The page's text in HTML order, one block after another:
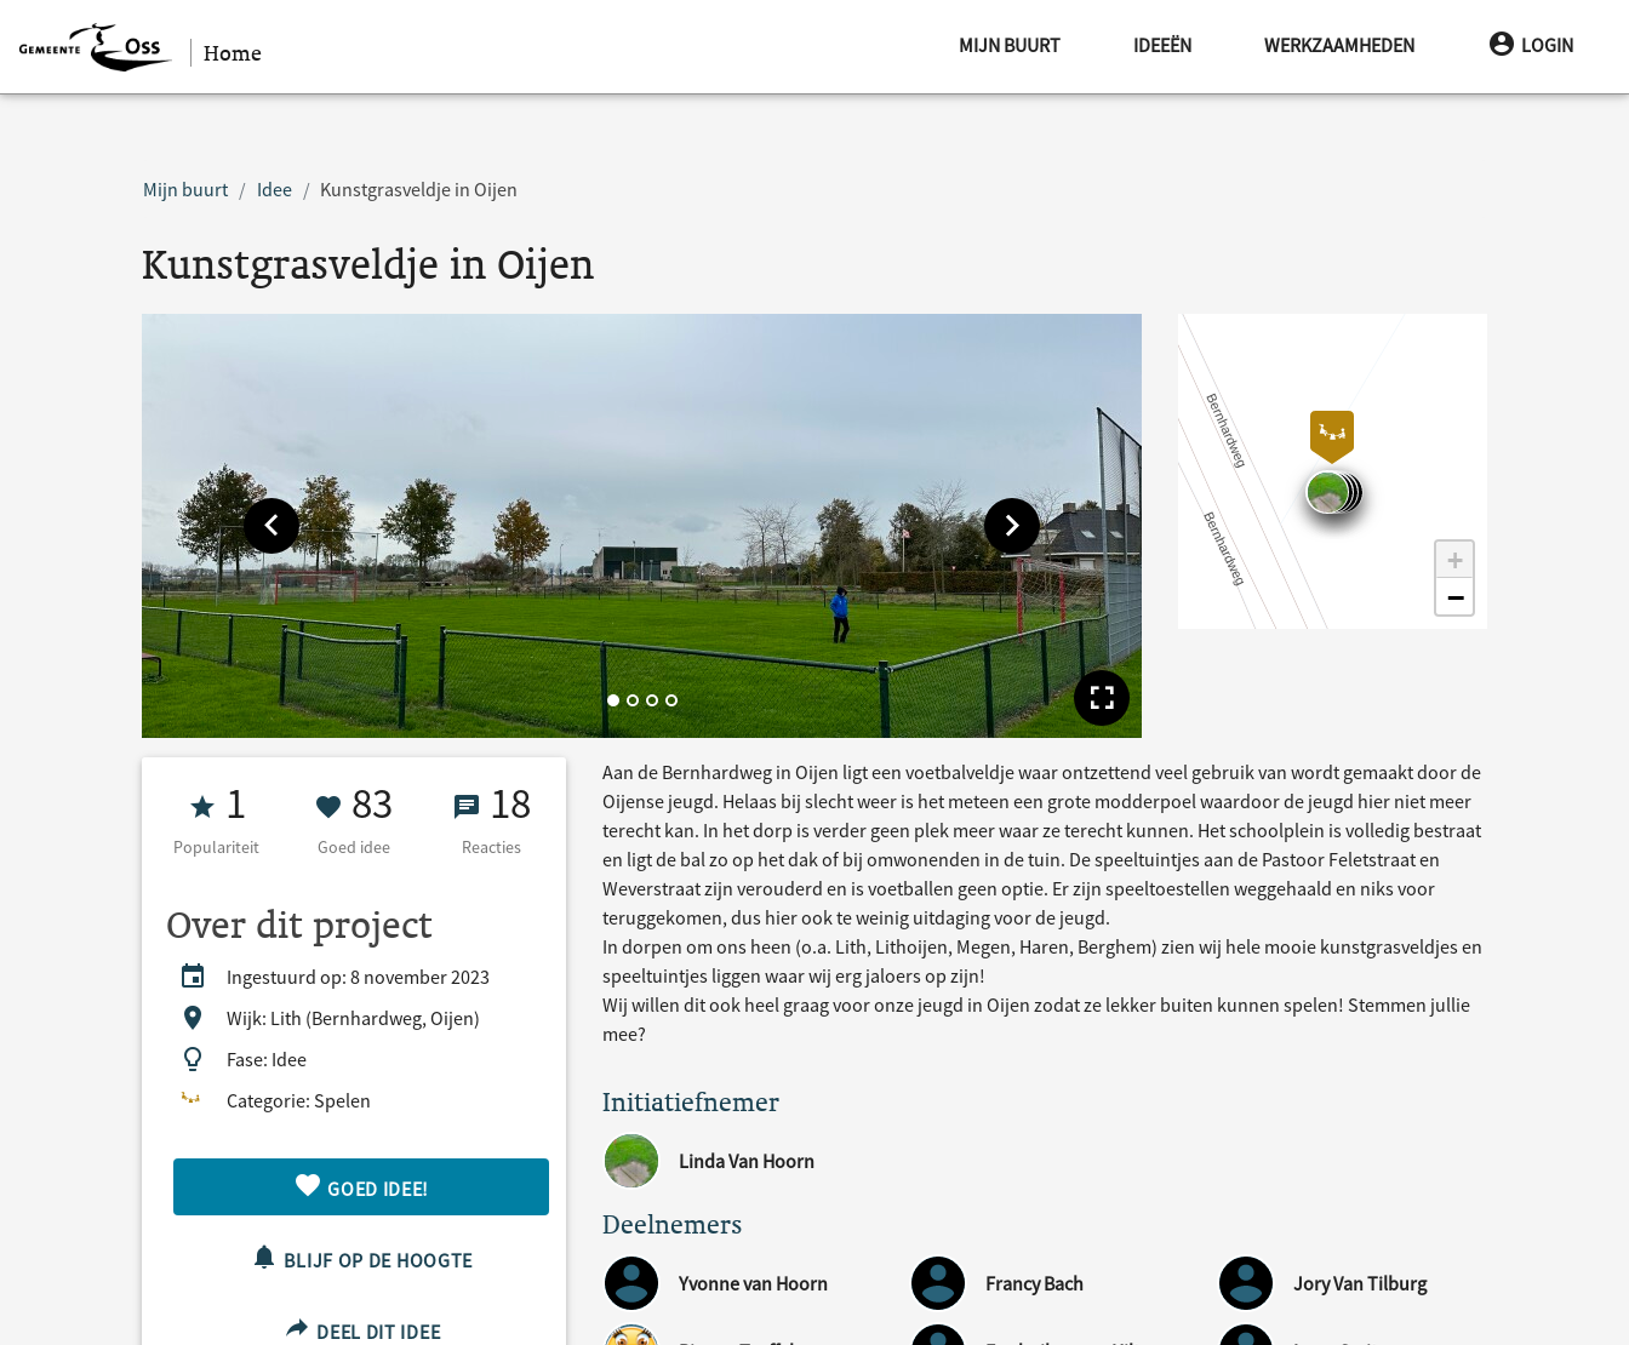
Sla navigatie over Home MIJN BUURT IDEEËN WERKZAAMHEDEN LOGIN
Mijn buurt Idee Kunstgrasveldje in Oijen
Kunstgrasveldje in Oijen
Toon vorige afbeelding Toon volgende afbeelding
Toon volledige afbeelding
+
−
Populariteit 1
1
Populariteit
83 Goed idee
83
Goed idee
18 Reacties
18
Reacties
Over dit project
Ingestuurd op: 8 november 2023
Wijk: Lith (Bernhardweg, Oijen)
Fase: Idee
Categorie: Spelen
GOED IDEE!
BLIJF OP DE HOOGTE
DEEL DIT IDEE
Aan de Bernhardweg in Oijen ligt een voetbalveldje waar ontzettend veel gebruik van wordt gemaakt door de
Oijense jeugd. Helaas bij slecht weer is het meteen een grote modderpoel waardoor de jeugd hier niet meer
terecht kan. In het dorp is verder geen plek meer waar ze terecht kunnen. Het schoolplein is volledig bestraat
en ligt de bal zo op het dak of bij omwonenden in de tuin. De speeltuintjes aan de Pastoor Feletstraat en
Weverstraat zijn verouderd en is voetballen geen optie. Er zijn speeltoestellen weggehaald en niks voor
teruggekomen, dus hier ook te weinig uitdaging voor de jeugd.
In dorpen om ons heen (o.a. Lith, Lithoijen, Megen, Haren, Berghem) zien wij hele mooie kunstgrasveldjes en
speeltuintjes liggen waar wij erg jaloers op zijn!
Wij willen dit ook heel graag voor onze jeugd in Oijen zodat ze lekker buiten kunnen spelen! Stemmen jullie
mee?
Initiatiefnemer
Linda Van Hoorn
Deelnemers
Yvonne van Hoorn Francy Bach Jory Van Tilburg